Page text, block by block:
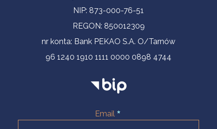
NIP: 873-000-76-51
REGON: 850012309
nr konta: Bank PEKAO S.A. O/Tarnów
96 1240 1910 1111 0000 0898 4744
Email